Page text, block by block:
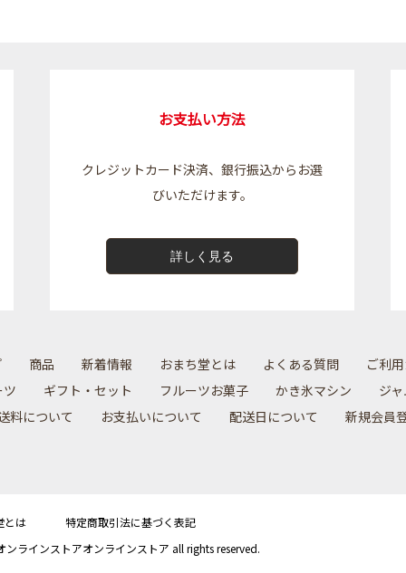
お支払い方法
クレジットカード決済、銀行振込からお選
びいただけます。
詳しく見る
商品 新着情報 おまち堂とは よくある質問
ご利
ツ ギフト・セット フルーツお菓子 かき氷マシン
ジ
料について お⽀払いについて 配送⽇について 新規会員
とは
特定商取引法に基づく表記
ラインストアオンラインストア all rights reserved.